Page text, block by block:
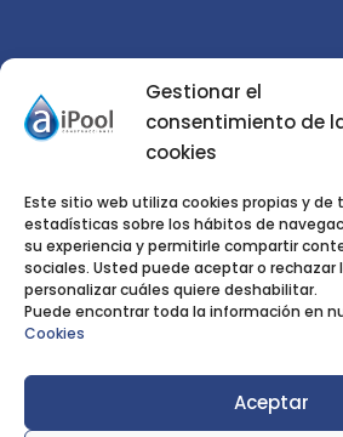
Gestionar el
consentimiento de
cookies
Este sitio web utiliza cookies propias y de
estadísticas sobre los hábitos de
su experiencia y permitirle compartir
sociales. Usted puede aceptar o rechazar
personalizar cuáles quiere deshabilitar.
Puede encontrar toda la información en
Cookies
Aceptar
SERVICIOS
Construcción de
5Paisajismo
5Rehabilitación de
5Tienda
5Noticias